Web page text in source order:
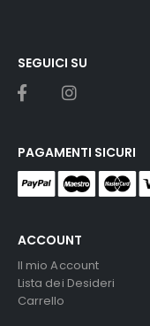
ACCOUNT
Il mio Account
Lista dei Desideri
Carrello
SEGUICI SU
PAGAMENTI SICURI